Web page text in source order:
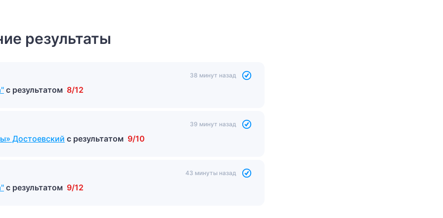
результаты
с результатом 8/12
38 минут назад
Достоевский с результатом 9/10
39 минут назад
с результатом 9/12
43 минуты назад